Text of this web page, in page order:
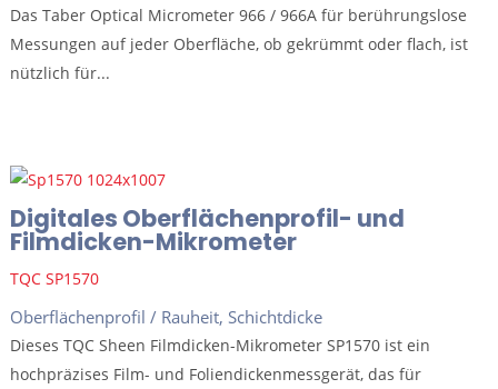
Das Taber Optical Micrometer 966 / 966A für berührungslose
Messungen auf jeder Oberfläche, ob gekrümmt oder flach, ist
nützlich für...
Digitales Oberflächenprofil- und
Filmdicken-Mikrometer
TQC SP1570
Oberflächenprofil / Rauheit, Schichtdicke
Dieses TQC Sheen Filmdicken-Mikrometer SP1570 ist ein
hochpräzises Film- und Foliendickenmessgerät, das für